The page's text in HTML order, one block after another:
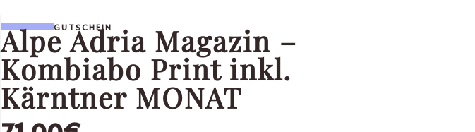
GUTSCHEIN
Alpe Adria Magazin –
Kombiabo Print inkl.
Kärntner MONAT